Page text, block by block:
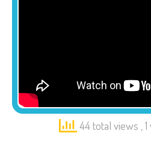
44 total views ,